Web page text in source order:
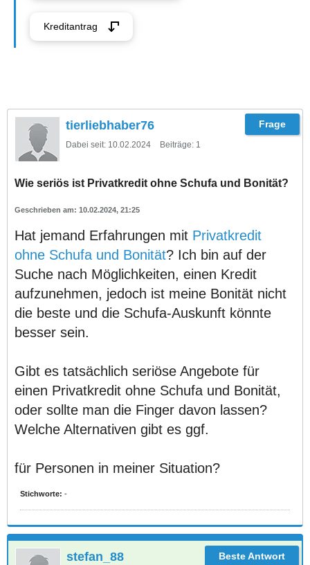
Kreditantrag
tierliebhaber76
Dabei seit: 10.02.2024 Beiträge: 1
Wie seriös ist Privatkredit ohne Schufa und Bonität?
10.02.2024, 21:25
Hat jemand Erfahrungen mit Privatkredit
ohne Schufa und Bonität? Ich bin auf der
Suche nach Möglichkeiten, einen Kredit
aufzunehmen, jedoch ist meine Bonität nicht
die beste und die Schufa-Auskunft könnte
besser sein.
Gibt es tatsächlich seriöse Angebote für
einen Privatkredit ohne Schufa und Bonität,
oder sollte man die Finger davon lassen?
Welche Alternativen gibt es ggf.
für Personen in meiner Situation?
Stichworte: -
stefan_88